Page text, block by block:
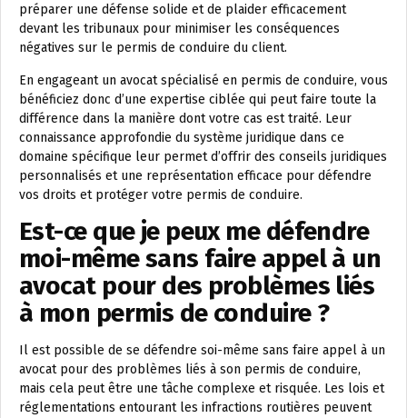
préparer une défense solide et de plaider efficacement
devant les tribunaux pour minimiser les conséquences
négatives sur le permis de conduire du client.
En engageant un avocat spécialisé en permis de conduire, vous
bénéficiez donc d’une expertise ciblée qui peut faire toute la
différence dans la manière dont votre cas est traité. Leur
connaissance approfondie du système juridique dans ce
domaine spécifique leur permet d’offrir des conseils juridiques
personnalisés et une représentation efficace pour défendre
vos droits et protéger votre permis de conduire.
Est-ce que je peux me défendre
moi-même sans faire appel à un
avocat pour des problèmes liés
à mon permis de conduire ?
Il est possible de se défendre soi-même sans faire appel à un
avocat pour des problèmes liés à son permis de conduire,
mais cela peut être une tâche complexe et risquée. Les lois et
réglementations entourant les infractions routières peuvent